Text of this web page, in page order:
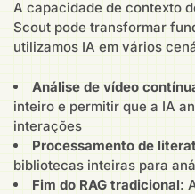
A capacidade de contexto
Scout pode transformar
utilizamos IA em vários
Análise de vídeo
inteiro e permitir que a IA
interações
Processamento de
bibliotecas inteiras para
Fim do RAG tradicional: